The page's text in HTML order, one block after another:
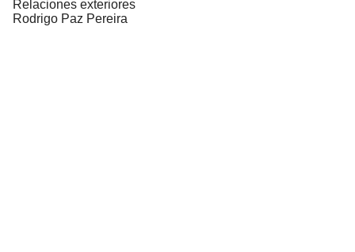
Relaciones exteriores
Rodrigo Paz Pereira